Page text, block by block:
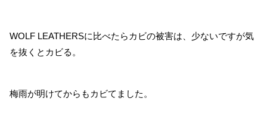
WOLF LEATHERSに比べたらカビの被害は、少ないですが気
を抜くとカビる。
梅雨が明けてからもカビてました。